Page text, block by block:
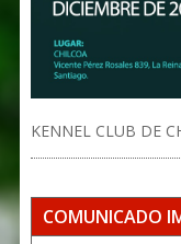
KENNEL CLUB DE
COMUNICADO